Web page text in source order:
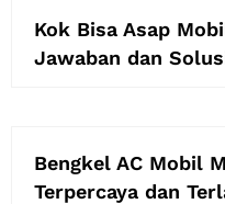
Kok Bisa Asap
Jawaban dan
Bengkel AC Mobil
Terpercaya dan